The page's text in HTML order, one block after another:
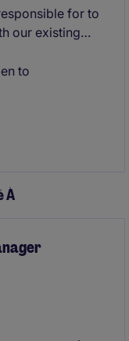
for to
our existing
to
À